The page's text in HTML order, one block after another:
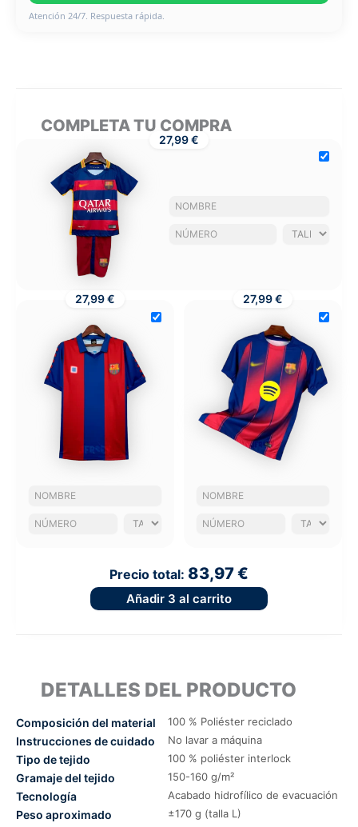
Atención 24/7. Respuesta rápida.
COMPLETA TU COMPRA
27,99 €
27,99 € 27,99 €
Precio total: 83,97 €
Añadir 3 al carrito
DETALLES DEL PRODUCTO
Composición del material 100 % Poliéster reciclado
Instrucciones de cuidado No lavar a máquina
Tipo de tejido 100 % poliéster interlock
Gramaje del tejido 150-160 g/m²
Tecnología Acabado hidrofílico de evacuación
Peso aproximado ±170 g (talla L)